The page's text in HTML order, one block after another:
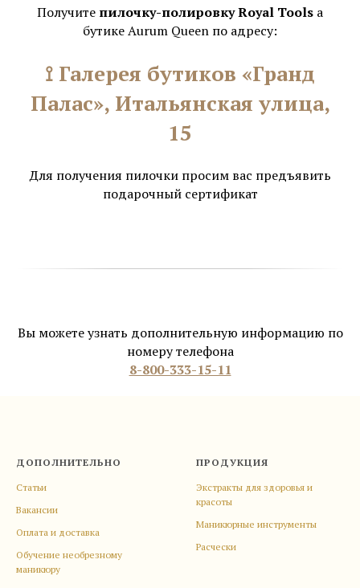
Получите пилочку-полировку Royal Tools а
бутике Aurum Queen по адресу:
⟟ Галерея бутиков «Гранд
Палас», Итальянская улица,
15
Для получения пилочки просим вас предъявить
подарочный сертификат
Вы можете узнать дополнительную информацию по
номеру телефона
8-800-333-15-11
ДОПОЛНИТЕЛЬНО
Статьи
Вакансии
Оплата и доставка
Обучение необрезному
маникюру
ПРОДУКЦИЯ
Экстракты для здоровья и
красоты
Маникюрные инструменты
Расчески